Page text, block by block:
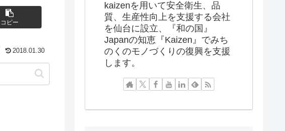
コピー
2018.01.30
kaizenを用いて安全衛生、品
質、生産性向上を支援する会社
を仙台に設立、『和の国』
Japanの知恵『Kaizen』でみち
のくのモノづくりの復興を支援
します。